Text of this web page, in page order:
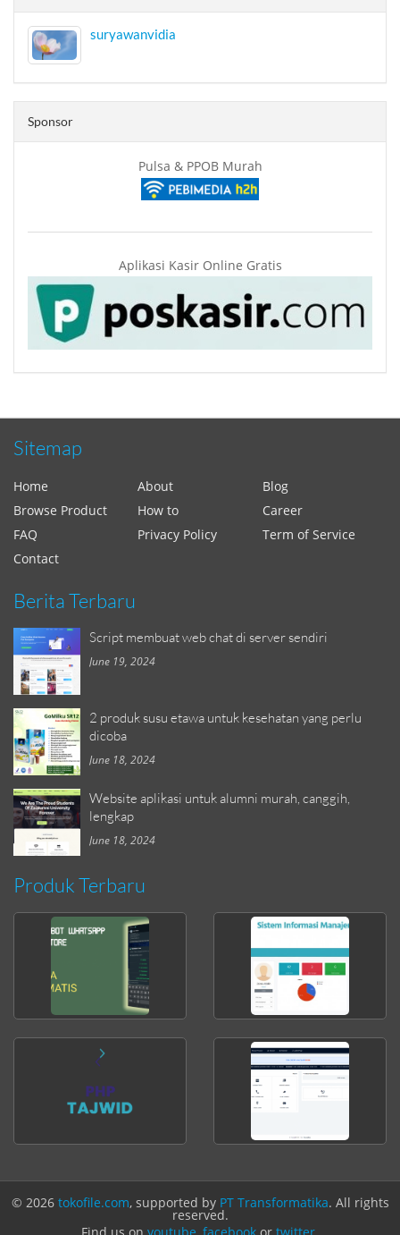
suryawanvidia
Sponsor
Pulsa & PPOB Murah
Aplikasi Kasir Online Gratis
Sitemap
Home About
Blog
Browse Product
How to
Career
FAQ
Privacy Policy
Term of Service
Contact
Berita Terbaru
Script membuat web chat di server sendiri
June 19, 2024
2 produk susu etawa untuk kesehatan yang perlu
dicoba
June 18, 2024
Website aplikasi untuk alumni murah, canggih,
lengkap
June 18, 2024
Produk Terbaru
© 2026 tokofile.com, supported by PT Transformatika. All rights
reserved.